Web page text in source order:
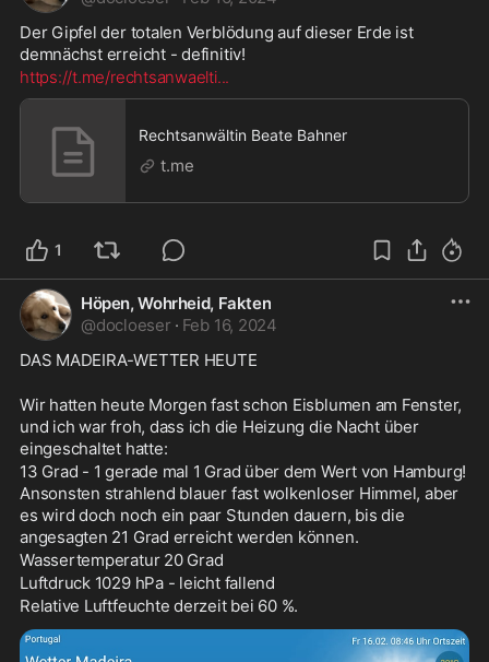
Der Gipfel der totalen Verblödung auf dieser Erde ist
demnächst erreicht - definitiv!
https://t.me/rechtsanwaelti...
Rechtsanwältin Beate Bahner
t.me
1
Höpen, Wohrheid, Fakten
@docloeser · Feb 16, 2024
DAS MADEIRA-WETTER HEUTE
Wir hatten heute Morgen fast schon Eisblumen am Fenster,
und ich war froh, dass ich die Heizung die Nacht über
eingeschaltet hatte:
13 Grad - 1 gerade mal 1 Grad über dem Wert von Hamburg!
Ansonsten strahlend blauer fast wolkenloser Himmel, aber
es wird doch noch ein paar Stunden dauern, bis die
angesagten 21 Grad erreicht werden können.
Wassertemperatur 20 Grad
Luftdruck 1029 hPa - leicht fallend
Relative Luftfeuchte derzeit bei 60 %.